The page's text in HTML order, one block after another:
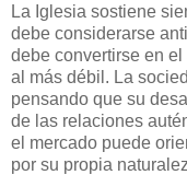
La Iglesia sostiene
debe considerarse
debe convertirse en
al más débil. La
pensando que su
de las relaciones
el mercado puede
por su propia